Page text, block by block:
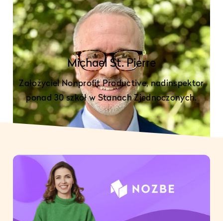
Michael St. Pierre
Założyciel Nonprofit Productive, nadinspektor
ponad 30 szkół w Stanach Zjednoczonych.